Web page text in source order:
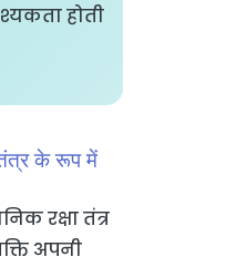
होती
तंत्र के रूप में
रक्षा तंत्र
अपनी